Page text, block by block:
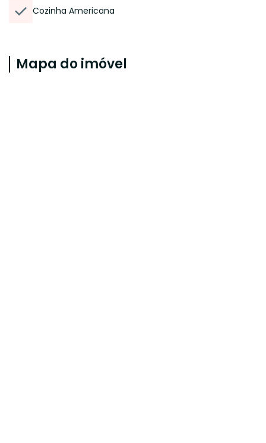
Cozinha Americana
Mapa do imóvel